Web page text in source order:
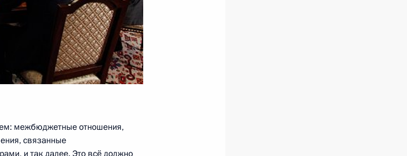
межбюджетные отношения,
связанные
и так далее. Это всё должно